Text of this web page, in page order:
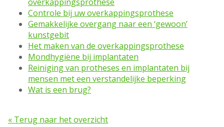
Controle bij uw overkappingsprothese
Gemakkelijke overgang naar een ‘gewoon’
kunstgebit
Het maken van de overkappingsprothese
Mondhygiëne bij implantaten
Reiniging van protheses en implantaten bij
mensen met een verstandelijke beperking
Wat is een brug?
« Terug naar het overzicht